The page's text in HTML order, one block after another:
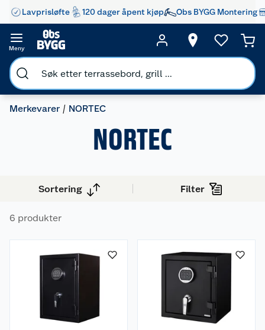
Lavprisløfte 120 dager åpent kjøp Obs BYGG Montering
Meny
Merkevarer NORTEC
NORTEC
Sortering Filter
6 produkter